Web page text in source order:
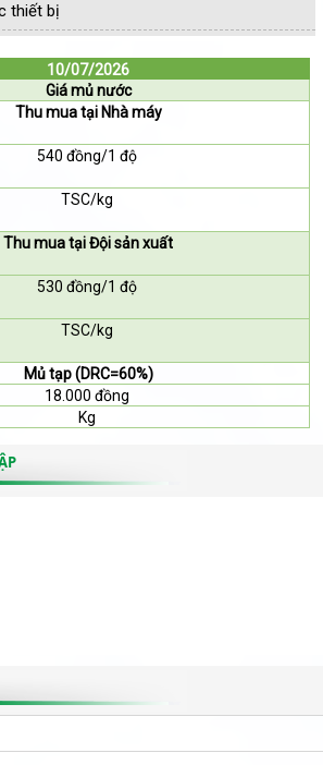
thiết bị
10/07/2026
Giá mủ nước
Thu mua tại Nhà máy
540 đồng/1 độ
TSC/kg
Thu mua tại Đội sản xuất
530 đồng/1 độ
TSC/kg
Mủ tạp (DRC=60%)
18.000 đồng
Kg